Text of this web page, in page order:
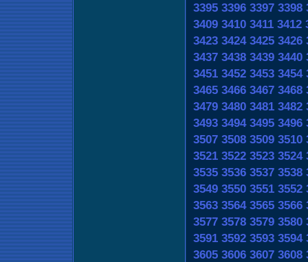
3395 3396 3397 3398
3409 3410 3411 3412
3423 3424 3425 3426
3437 3438 3439 3440
3451 3452 3453 3454
3465 3466 3467 3468
3479 3480 3481 3482
3493 3494 3495 3496
3507 3508 3509 3510
3521 3522 3523 3524
3535 3536 3537 3538
3549 3550 3551 3552
3563 3564 3565 3566
3577 3578 3579 3580
3591 3592 3593 3594
3605 3606 3607 3608